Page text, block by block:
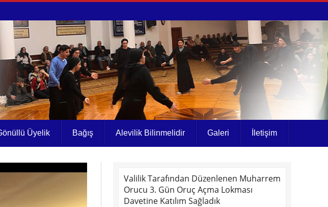
Üyelik Bağış Alevilik Bilinmelidir Galeri İletişim
Valilik Tarafından Düzenlenen Muharrem
Orucu 3. Gün Oruç Açma Lokması
Davetine Katılım Sağladık